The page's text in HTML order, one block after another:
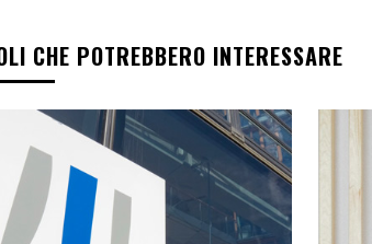
CHE POTREBBERO INTERESSARE